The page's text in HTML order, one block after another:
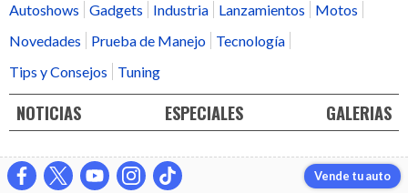
Autoshows
Gadgets Industria Lanzamientos
Motos
Novedades
Prueba de Manejo
Tecnología
Tips y Consejos
Tuning
NOTICIAS ESPECIALES GALERIAS
Vende tu auto